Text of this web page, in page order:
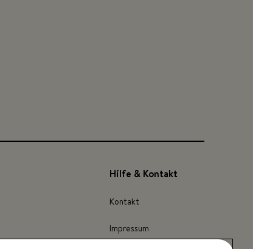
Hilfe & Kontakt
Kontakt
Impressum